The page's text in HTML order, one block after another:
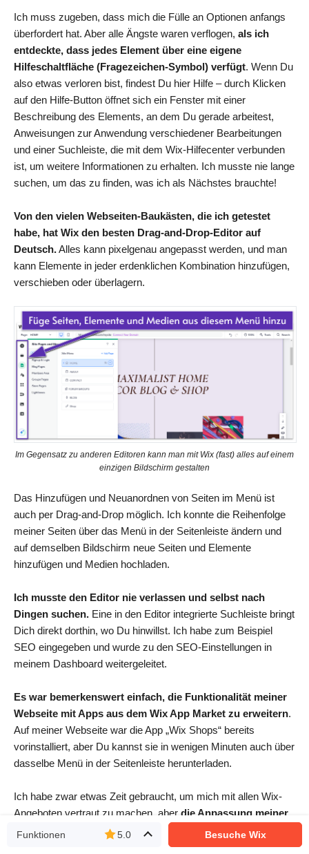
Ich muss zugeben, dass mich die Fülle an Optionen anfangs
überfordert hat. Aber alle Ängste waren verflogen, als ich
entdeckte, dass jedes Element über eine eigene
Hilfeschaltfläche (Fragezeichen-Symbol) verfügt. Wenn Du
also etwas verloren bist, findest Du hier Hilfe – durch Klicken
auf den Hilfe-Button öffnet sich ein Fenster mit einer
Beschreibung des Elements, an dem Du gerade arbeitest,
Anweisungen zur Anwendung verschiedener Bearbeitungen
und einer Suchleiste, die mit dem Wix-Hilfecenter verbunden
ist, um weitere Informationen zu erhalten. Ich musste nie lange
suchen, um das zu finden, was ich als Nächstes brauchte!
Von den vielen Webseiten-Baukästen, die ich getestet
habe, hat Wix den besten Drag-and-Drop-Editor auf
Deutsch.Alles kann pixelgenau angepasst werden, und man
kann Elemente in jeder erdenklichen Kombination hinzufügen,
verschieben oder überlagern.
Im Gegensatz zu anderen Editoren kann man mit Wix (fast) alles auf einem
einzigen Bildschirm gestalten
Das Hinzufügen und Neuanordnen von Seiten im Menü ist
auch per Drag-and-Drop möglich. Ich konnte die Reihenfolge
meiner Seiten über das Menü in der Seitenleiste ändern und
auf demselben Bildschirm neue Seiten und Elemente
hinzufügen und Medien hochladen.
Ich musste den Editor nie verlassen und selbst nach
Dingen suchen. Eine in den Editor integrierte Suchleiste bringt
Dich direkt dorthin, wo Du hinwillst. Ich habe zum Beispiel
SEO eingegeben und wurde zu den SEO-Einstellungen in
meinem Dashboard weitergeleitet.
Es war bemerkenswert einfach, die Funktionalität meiner
Webseite mit Apps aus dem Wix App Market zu erweitern.
Auf meiner Webseite war die App „Wix Shops“ bereits
vorinstalliert, aber Du kannst sie in wenigen Minuten auch über
dasselbe Menü in der Seitenleiste herunterladen.
Ich habe zwar etwas Zeit gebraucht, um mich mit allen Wix-
Angeboten vertraut zu machen, aber die Anpassung meiner
Webseite war eine unkomplizierte, intuitive und sogar
Funktionen 5.0 Besuche Wix